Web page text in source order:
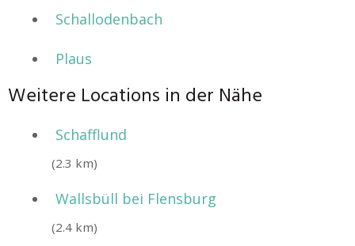
Schallodenbach
Plaus
Weitere Locations in der Nähe
Schafflund
(2.3 km)
Wallsbüll bei Flensburg
(2.4 km)